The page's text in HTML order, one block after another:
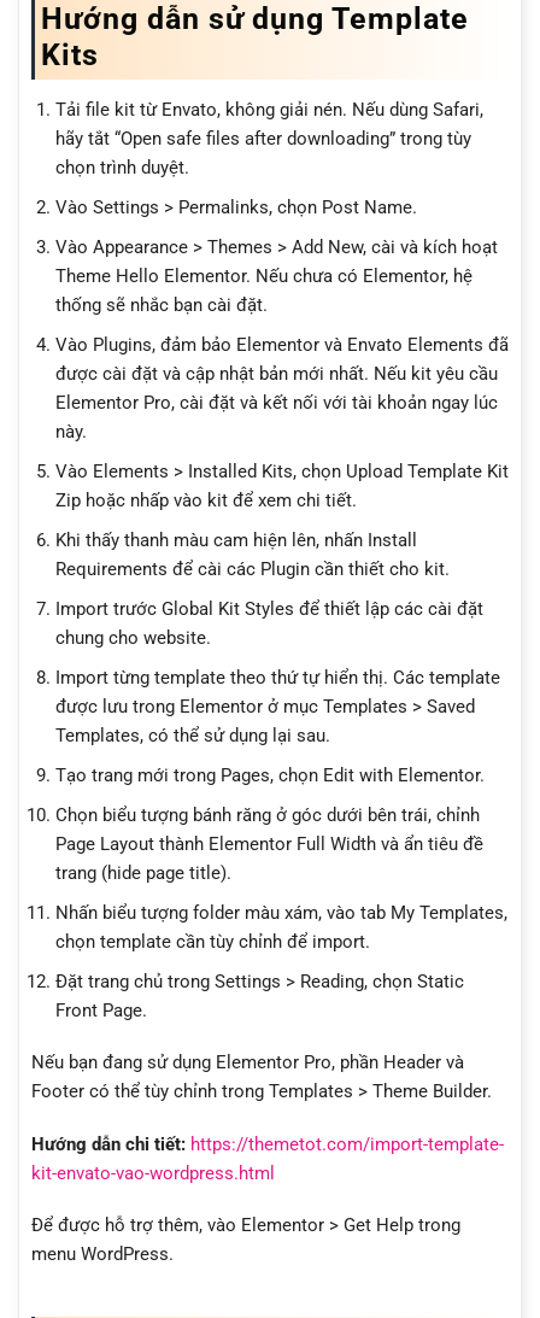
Hướng dẫn sử dụng Template
Kits
Tải file kit từ Envato, không giải nén. Nếu dùng Safari,
hãy tắt “Open safe files after downloading” trong tùy
chọn trình duyệt.
Vào Settings > Permalinks, chọn Post Name.
Vào Appearance > Themes > Add New, cài và kích hoạt
Theme Hello Elementor. Nếu chưa có Elementor, hệ
thống sẽ nhắc bạn cài đặt.
Vào Plugins, đảm bảo Elementor và Envato Elements đã
được cài đặt và cập nhật bản mới nhất. Nếu kit yêu cầu
Elementor Pro, cài đặt và kết nối với tài khoản ngay lúc
này.
Vào Elements > Installed Kits, chọn Upload Template Kit
Zip hoặc nhấp vào kit để xem chi tiết.
Khi thấy thanh màu cam hiện lên, nhấn Install
Requirements để cài các Plugin cần thiết cho kit.
Import trước Global Kit Styles để thiết lập các cài đặt
chung cho website.
Import từng template theo thứ tự hiển thị. Các template
được lưu trong Elementor ở mục Templates > Saved
Templates, có thể sử dụng lại sau.
Tạo trang mới trong Pages, chọn Edit with Elementor.
Chọn biểu tượng bánh răng ở góc dưới bên trái, chỉnh
Page Layout thành Elementor Full Width và ẩn tiêu đề
trang (hide page title).
Nhấn biểu tượng folder màu xám, vào tab My Templates,
chọn template cần tùy chỉnh để import.
Đặt trang chủ trong Settings > Reading, chọn Static
Front Page.
Nếu bạn đang sử dụng Elementor Pro, phần Header và
Footer có thể tùy chỉnh trong Templates > Theme Builder.
Hướng dẫn chi tiết: https://themetot.com/import-template-
kit-envato-vao-wordpress.html
Để được hỗ trợ thêm, vào Elementor > Get Help trong
menu WordPress.